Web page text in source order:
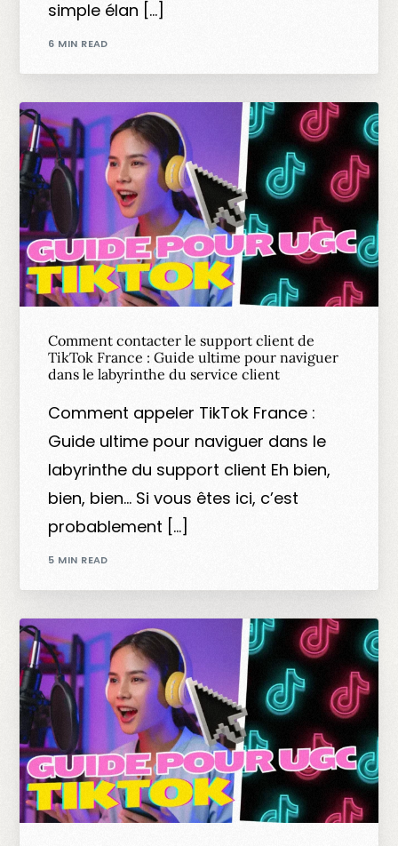
simple élan […]
6 MIN READ
Comment contacter le support client de
TikTok France : Guide ultime pour naviguer
dans le labyrinthe du service client
Comment appeler TikTok France :
Guide ultime pour naviguer dans le
labyrinthe du support client Eh bien,
bien, bien… Si vous êtes ici, c’est
probablement […]
5 MIN READ